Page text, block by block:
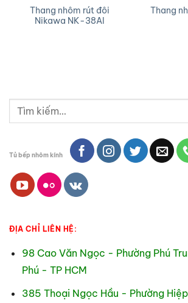
Thang nhôm rút đôi
Nikawa NK-38AI
Thang
Tìm
kiếm:
Tủ bếp nhôm kính
ĐỊA CHỈ LIÊN HỆ:
98 Cao Văn Ngọc - Phường Phú
Phú - TP HCM
385 Thoại Ngọc Hầu - Phường